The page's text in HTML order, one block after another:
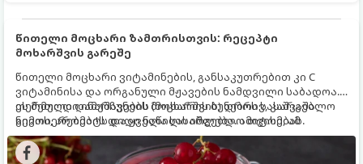
წითელი მოცხარი ზამთრისთვის: რეცეპტი
მოხარშვის გარეშე
წითელი მოცხარი ვიტამინების, განსაკუთრებით კი C
ვიტამინისა და ორგანული მჟავების ნამდვილი საბადოა.
თერმული დამუშავების (მოხარშვის) დროს სასარგებლო
ნივთიერებების დიდი ნაწილი იშლება. ამიტომ, ამ
კენკრის ზამთრისთვის შესანახად საუკეთესო გზა
„ცოცხალი ჯემის“ მომზადებაა - მოხარშვის გარეშე.
ეს მეთოდი ინარჩუნებს მოცხარის ბუნებრივ, კაშკაშა
გემოს, არომატს და ყველა სასარგებლო თვისებას.